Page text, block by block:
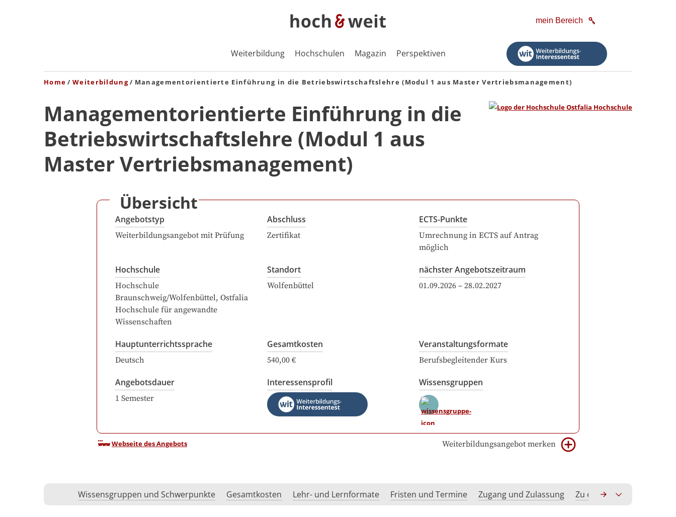
mein Bereich
Weiterbildung Hochschulen Magazin Perspektiven
Home Weiterbildung Managementorientierte Einführung in die Betriebswirtschaftslehre (Modul 1 aus Master Vertriebsmanagement)
Managementorientierte Einführung in die
Betriebswirtschaftslehre (Modul 1 aus
Master Vertriebsmanagement)
Übersicht
Angebotstyp
Weiterbildungsangebot mit Prüfung
Abschluss
Zertifikat
ECTS-Punkte
Umrechnung in ECTS auf Antrag
möglich
Hochschule
Hochschule
Braunschweig/Wolfenbüttel, Ostfalia
Hochschule für angewandte
Wissenschaften
Standort
Wolfenbüttel
nächster Angebotszeitraum
01.09.2026 – 28.02.2027
Hauptunterrichtssprache
Deutsch
Gesamtkosten
540,00 €
Veranstaltungsformate
Berufsbegleitender Kurs
Angebotsdauer
1 Semester
Interessensprofil Wissensgruppen
Webseite des Angebots Weiterbildungsangebot merken
Wissensgruppen und Schwerpunkte Gesamtkosten Lehr- und Lernformate Fristen und Termine Zugang und Zulassung Zu erwerbende